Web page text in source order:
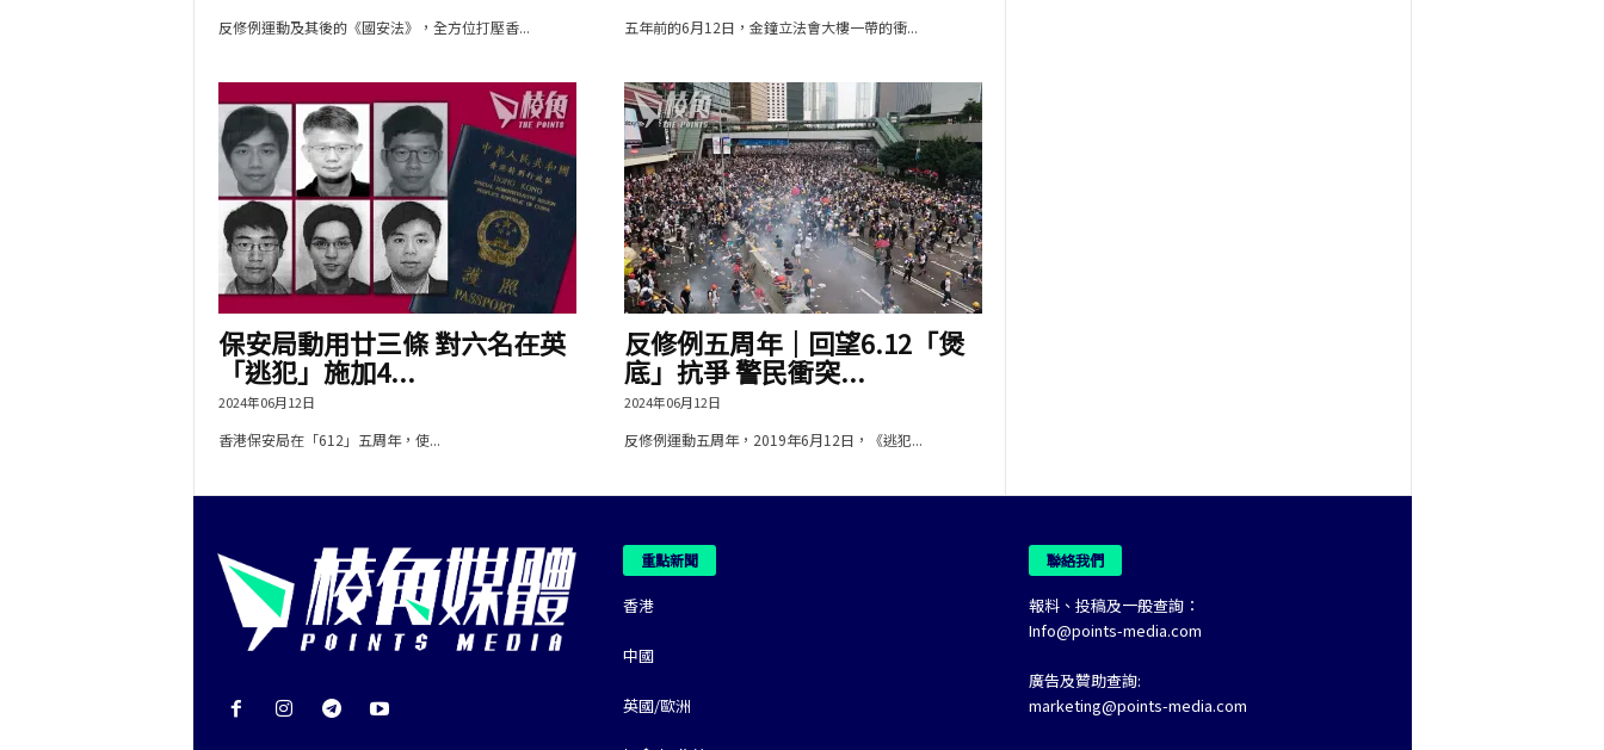
反修例運動及其後的《國安法》，全方位打壓香... 五年前的6月12日，金鐘立法會大樓一帶的衝...
保安局動用廿三條 對六名在英
「逃犯」施加4...
2024年06月12日
香港​保安局在「612」五周年，使...
反修例五周年｜回望6.12「煲
底」抗爭 警民衝突...
2024年06月12日
反修例運動五周年，2019年6月12日，《逃犯...
重點新聞
香港
中國
英國/歐洲
聯絡我們
報料、投稿及一般查詢：
Info@points-media.com
廣告及贊助查詢:
marketing@points-media.com